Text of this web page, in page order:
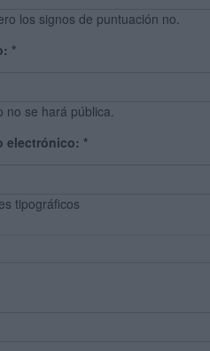
los signos de puntuación no.
*
no se hará pública.
electrónico: *
tipográficos